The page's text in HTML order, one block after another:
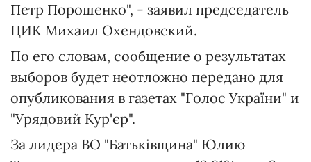
Петр Порошенко", - заявил председатель
ЦИК Михаил Охендовский.
По его словам, сообщение о результатах
выборов будет неотложно передано для
опубликования в газетах "Голос України" и
"Урядовий Кур'єр".
За лидера ВО "Батьківщина" Юлию